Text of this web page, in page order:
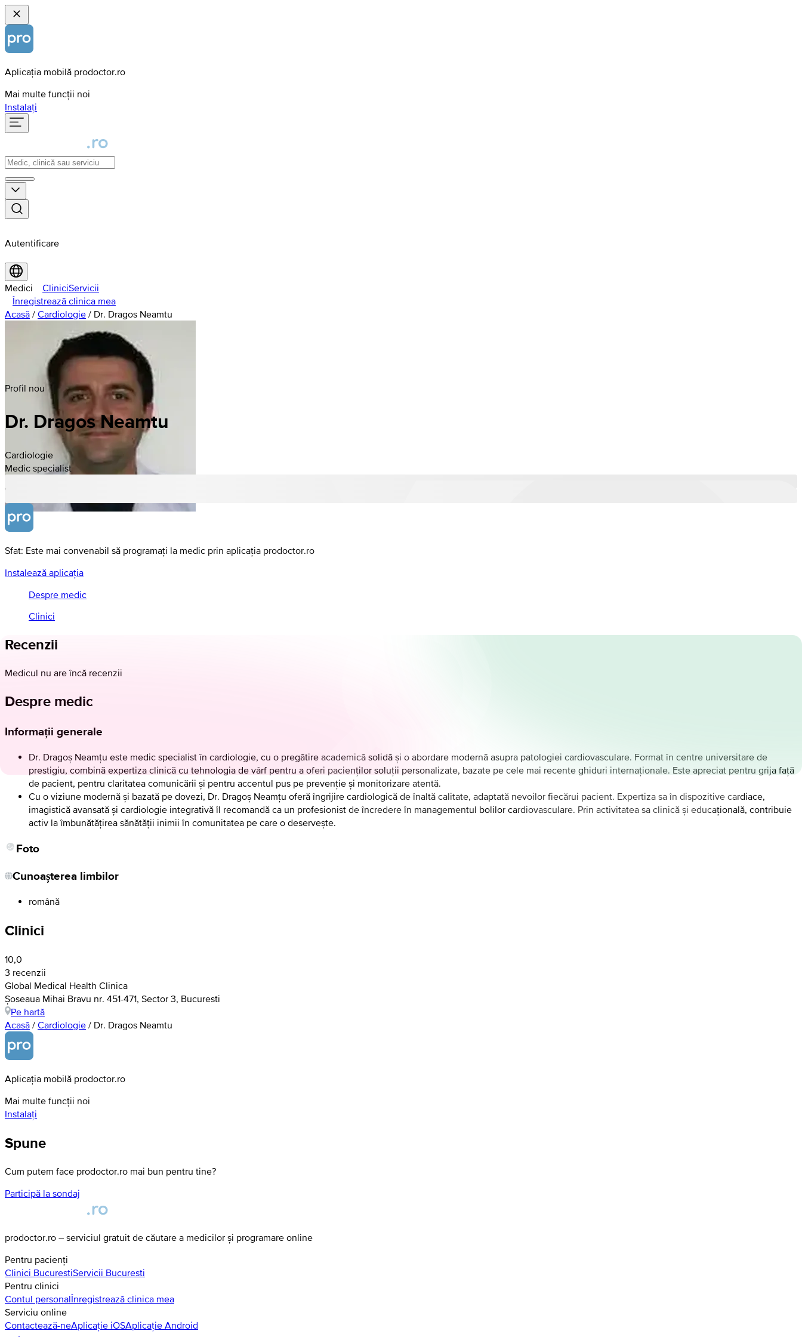
Aplicația mobilă prodoctor.ro
Mai multe funcții noi
Instalați
Autentificare
Medici CliniciServicii
Înregistrează clinica mea
Acasă / Cardiologie / Dr. Dragos Neamtu
Profil nou
Dr. Dragos Neamtu
Cardiologie
Medic specialist
Sfat: Este mai convenabil să programați la medic prin aplicația prodoctor.ro
Instalează aplicația
Despre medic
Clinici
Recenzii
Medicul nu are încă recenzii
Despre medic
Informații generale
Dr. Dragoș Neamțu este medic specialist în cardiologie, cu o pregătire academică solidă și o abordare modernă asupra patologiei cardiovasculare. Format în centre universitare de
prestigiu, combină expertiza clinică cu tehnologia de vârf pentru a oferi pacienților soluții personalizate, bazate pe cele mai recente ghiduri internaționale. Este apreciat pentru grija față
de pacient, pentru claritatea comunicării și pentru accentul pus pe prevenție și monitorizare atentă.
Cu o viziune modernă și bazată pe dovezi, Dr. Dragoș Neamțu oferă îngrijire cardiologică de înaltă calitate, adaptată nevoilor fiecărui pacient. Expertiza sa în dispozitive cardiace,
imagistică avansată și cardiologie integrativă îl recomandă ca un profesionist de încredere în managementul bolilor cardiovasculare. Prin activitatea sa clinică și educațională, contribuie
activ la îmbunătățirea sănătății inimii în comunitatea pe care o deservește.
Foto
Cunoașterea limbilor
română
Clinici
10,0
3 recenzii
Global Medical Health Clinica
Șoseaua Mihai Bravu nr. 451-471, Sector 3, Bucuresti
Pe hartă
Acasă / Cardiologie / Dr. Dragos Neamtu
Aplicația mobilă prodoctor.ro
Mai multe funcții noi
Instalați
Spune
Cum putem face prodoctor.ro mai bun pentru tine?
Participă la sondaj
prodoctor.ro – serviciul gratuit de căutare a medicilor și programare online
Pentru pacienți
Clinici BucurestiServicii Bucuresti
Pentru clinici
Contul personalÎnregistrează clinica mea
Serviciu online
Contactează-neAplicație iOSAplicație Android